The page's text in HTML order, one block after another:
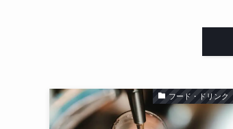
フード・ドリンク